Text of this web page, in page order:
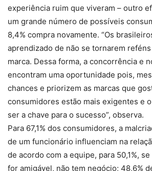
experiência ruim que viveram – outro
um grande número de possíveis
8,4% compra novamente. “Os
aprendizado de não se tornarem
marca. Dessa forma, a concorrência e
encontram uma oportunidade pois,
chances e priorizem as marcas que
consumidores estão mais exigentes e
ser a chave para o sucesso”, observa.
Para 67,1% dos consumidores, a
de um funcionário influenciam na
de acordo com a equipe, para 50,1%,
for amigável, não tem negócio; 48,6%